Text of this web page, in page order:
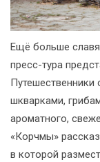
Ещё больше
пресс-тура
Путешественники
шкварками,
ароматного,
«Корчмы»
в которой